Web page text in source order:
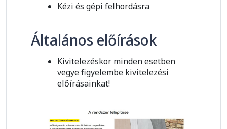
Kézi és gépi felhordásra
Általános előírások
Kivitelezéskor minden esetben
vegye figyelembe kivitelezési
előírásainkat!